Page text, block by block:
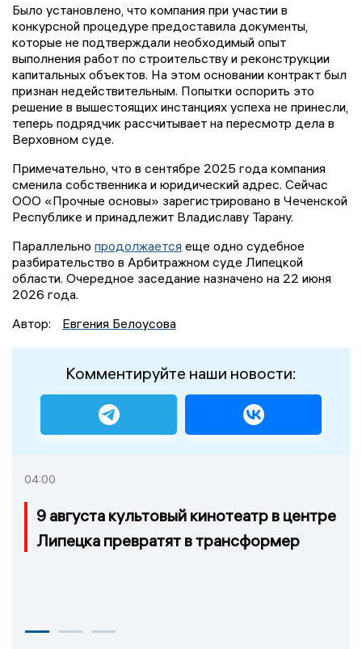
Было установлено, что компания при участии в
конкурсной процедуре предоставила документы,
которые не подтверждали необходимый опыт
выполнения работ по строительству и реконструкции
капитальных объектов. На этом основании контракт был
признан недействительным. Попытки оспорить это
решение в вышестоящих инстанциях успеха не принесли,
теперь подрядчик рассчитывает на пересмотр дела в
Верховном суде.
Примечательно, что в сентябре 2025 года компания
сменила собственника и юридический адрес. Сейчас
ООО «Прочные основы» зарегистрировано в Чеченской
Республике и принадлежит Владиславу Тарану.
Параллельно продолжается еще одно судебное
разбирательство в Арбитражном суде Липецкой
области. Очередное заседание назначено на 22 июня
2026 года.
Автор:
Евгения Белоусова
Комментируйте наши новости:
04:00
9 августа культовый кинотеатр в центре
Липецка превратят в трансформер